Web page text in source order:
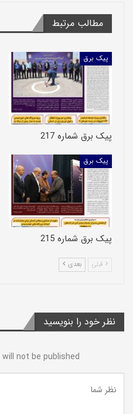
مطالب مرتبط
پیک برق
پیک برق شماره 217
پیک برق
پیک برق شماره 215
قبلی بعدی
نظر خود را بنویسید
not be published.